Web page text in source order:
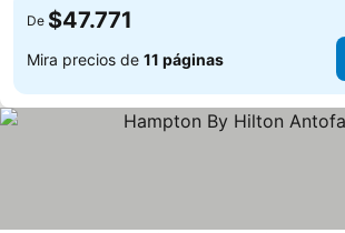
De $47.771
Mira precios de 11 páginas